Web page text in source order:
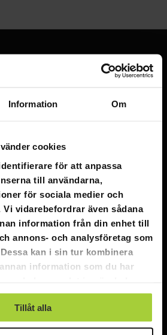
Information Om
cookies
för att anpassa
till användarna,
för sociala medier och
vidarebefordrar även sådana
information från din enhet till
annons- och analysföretag som
kan i sin tur kombinera
information som du har
Tillåt alla
15, 00510 Helsingfors, Finland